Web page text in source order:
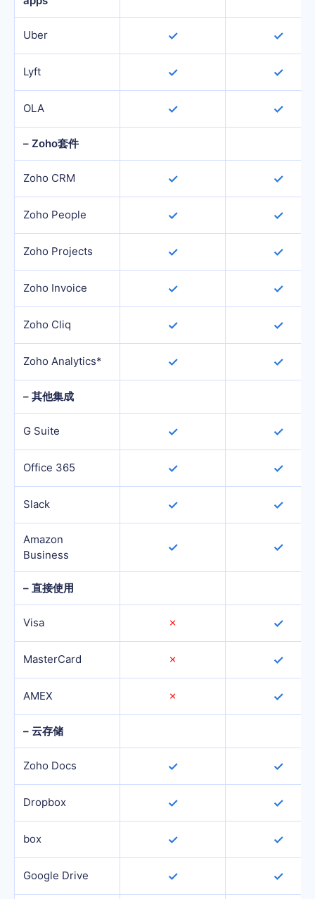
Uber ✓ ✓
Lyft ✓ ✓
OLA ✓ ✓
– Zoho套件
Zoho CRM ✓ ✓
Zoho People ✓ ✓
Zoho Projects ✓ ✓
Zoho Invoice ✓ ✓
Zoho Cliq ✓ ✓
Zoho Analytics* ✓ ✓
– 其他集成
G Suite ✓ ✓
Office 365 ✓ ✓
Slack ✓ ✓
Amazon
Business
✓ ✓
– 直接使用
Visa ✗ ✓
MasterCard ✗ ✓
AMEX ✗ ✓
– 云存储
Zoho Docs ✓ ✓
Dropbox ✓ ✓
box ✓ ✓
Google Drive ✓ ✓